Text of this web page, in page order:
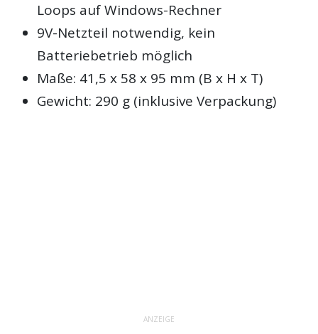
Loops auf Windows-Rechner
9V-Netzteil notwendig, kein
Batteriebetrieb möglich
Maße: 41,5 x 58 x 95 mm (B x H x T)
Gewicht: 290 g (inklusive Verpackung)
ANZEIGE